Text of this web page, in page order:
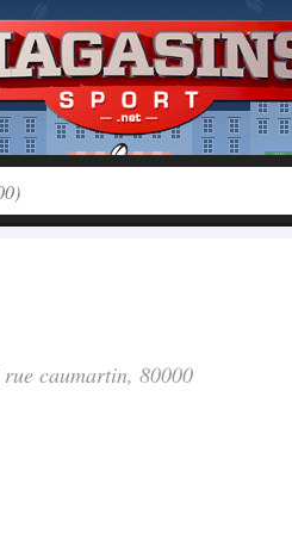
rue caumartin, 80000